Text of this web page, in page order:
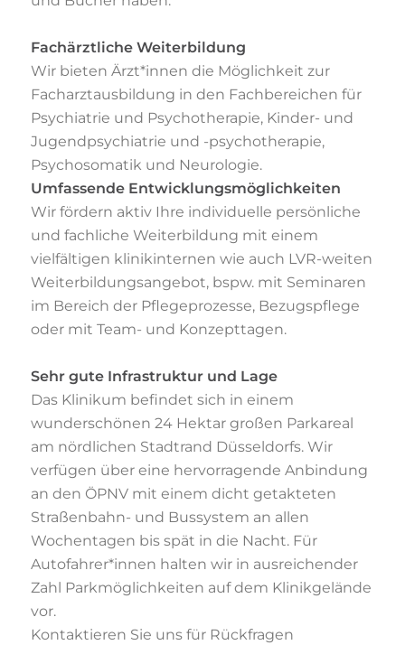
Fachärztliche Weiterbildung
Wir bieten Ärzt*innen die Möglichkeit zur
Facharztausbildung in den Fachbereichen für
Psychiatrie und Psychotherapie, Kinder- und
Jugendpsychiatrie und -psychotherapie,
Psychosomatik und Neurologie.
Umfassende Entwicklungsmöglichkeiten
Wir fördern aktiv Ihre individuelle persönliche
und fachliche Weiterbildung mit einem
vielfältigen klinikinternen wie auch LVR-weiten
Weiterbildungsangebot, bspw. mit Seminaren
im Bereich der Pflegeprozesse, Bezugspflege
oder mit Team- und Konzepttagen.
Sehr gute Infrastruktur und Lage
Das Klinikum befindet sich in einem
wunderschönen 24 Hektar großen Parkareal
am nördlichen Stadtrand Düsseldorfs. Wir
verfügen über eine hervorragende Anbindung
an den ÖPNV mit einem dicht getakteten
Straßenbahn- und Bussystem an allen
Wochentagen bis spät in die Nacht. Für
Autofahrer*innen halten wir in ausreichender
Zahl Parkmöglichkeiten auf dem Klinikgelände
vor.
Kontaktieren Sie uns für Rückfragen